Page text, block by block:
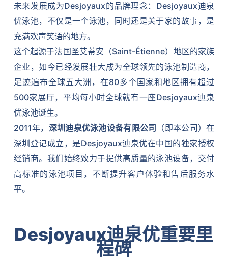
未来发展成为Desjoyaux的品牌理念：Desjoyaux迪泉
优泳池，不仅是一个泳池，同时还是关于家的故事，是
充满欢声笑语的地方。
这个起源于法国圣艾蒂安（Saint-Étienne）地区的家族
企业，如今已经发展壮大成为全球领先的泳池制造商，
足迹遍布全球五大洲，在80多个国家和地区拥有超过
500家展厅，平均每小时全球就有一座Desjoyaux迪泉
优泳池诞生。
2011年， 深圳迪泉优泳池设备有限公司
（即本公司）在
深圳登记成立，是Desjoyaux迪泉优在中国的独家授权
经销商。我们始终致力于提供高质量的泳池设备，交付
高标准的泳池项目，不断提升客户体验和售后服务水
平。
Desjoyaux迪泉优重要里
程碑